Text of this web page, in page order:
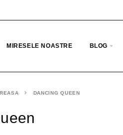
MIRESELE NOASTRE BLOG
DANCING QUEEN